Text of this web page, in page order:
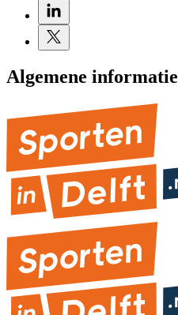
Algemene informatie